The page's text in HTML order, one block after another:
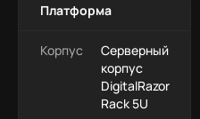
Платформа
Корпус
Серверный
корпус
DigitalRazor
Rack 5U